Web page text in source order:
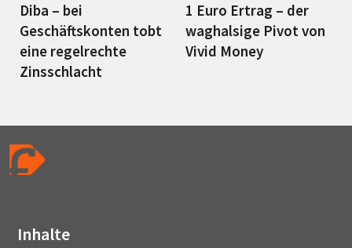
Diba – bei
Geschäftskonten tobt
eine regelrechte
Zinsschlacht
1 Euro Ertrag – der
waghalsige Pivot von
Vivid Money
Inhalte